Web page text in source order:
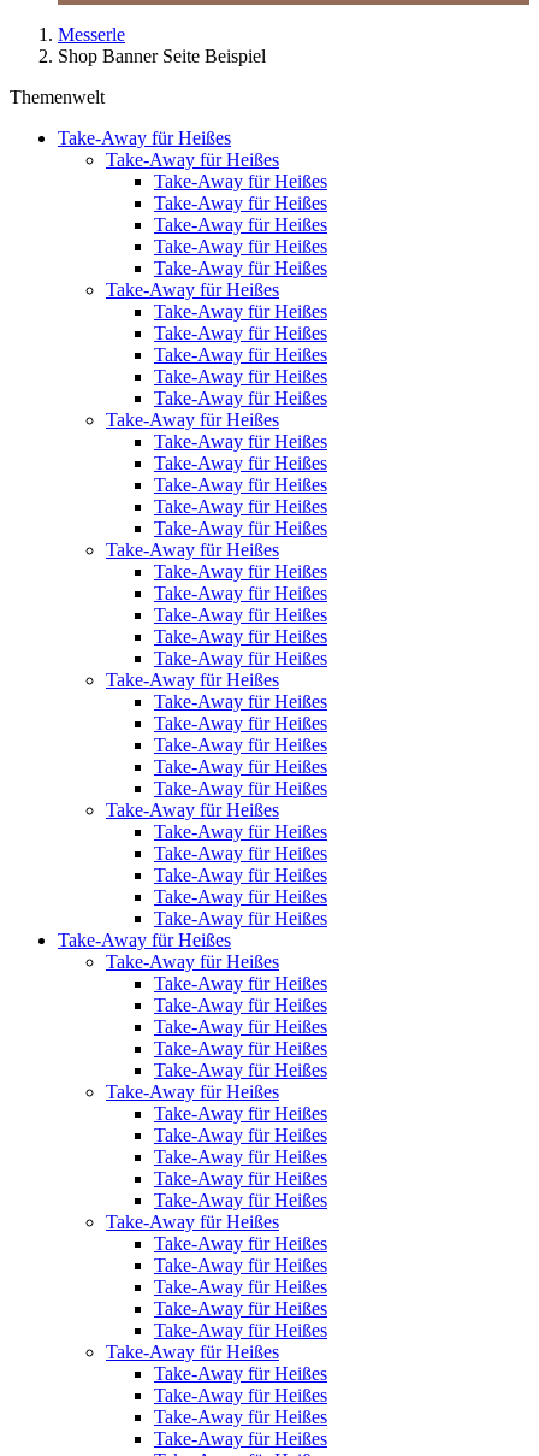
Messerle
Shop Banner Seite Beispiel
Themenwelt
Take-Away für Heißes
Take-Away für Heißes
Take-Away für Heißes
Take-Away für Heißes
Take-Away für Heißes
Take-Away für Heißes
Take-Away für Heißes
Take-Away für Heißes
Take-Away für Heißes
Take-Away für Heißes
Take-Away für Heißes
Take-Away für Heißes
Take-Away für Heißes
Take-Away für Heißes
Take-Away für Heißes
Take-Away für Heißes
Take-Away für Heißes
Take-Away für Heißes
Take-Away für Heißes
Take-Away für Heißes
Take-Away für Heißes
Take-Away für Heißes
Take-Away für Heißes
Take-Away für Heißes
Take-Away für Heißes
Take-Away für Heißes
Take-Away für Heißes
Take-Away für Heißes
Take-Away für Heißes
Take-Away für Heißes
Take-Away für Heißes
Take-Away für Heißes
Take-Away für Heißes
Take-Away für Heißes
Take-Away für Heißes
Take-Away für Heißes
Take-Away für Heißes
Take-Away für Heißes
Take-Away für Heißes
Take-Away für Heißes
Take-Away für Heißes
Take-Away für Heißes
Take-Away für Heißes
Take-Away für Heißes
Take-Away für Heißes
Take-Away für Heißes
Take-Away für Heißes
Take-Away für Heißes
Take-Away für Heißes
Take-Away für Heißes
Take-Away für Heißes
Take-Away für Heißes
Take-Away für Heißes
Take-Away für Heißes
Take-Away für Heißes
Take-Away für Heißes
Take-Away für Heißes
Take-Away für Heißes
Take-Away für Heißes
Take-Away für Heißes
Take-Away für Heißes